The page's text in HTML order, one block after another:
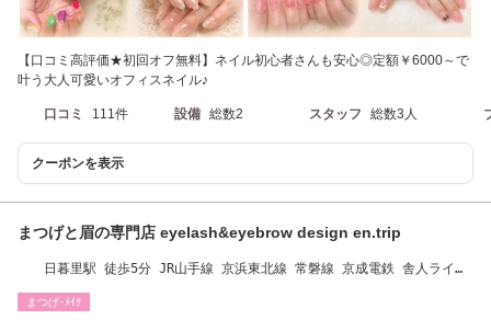
【口コミ高評価★初回オフ無料】ネイル初心者さんも安心◎定額￥6000～で
叶う大人可愛いオフィスネイル♪
口コミ 111件 設備 総数2 スタッフ 総数3人
クーポンを表示
まつげと眉の専門店 eyelash&eyebrow design en.trip
日暮里駅 徒歩5分 JR山手線 京浜東北線 常磐線 京成電鉄 舎人ライナ
まつげ･ﾒｲｸ